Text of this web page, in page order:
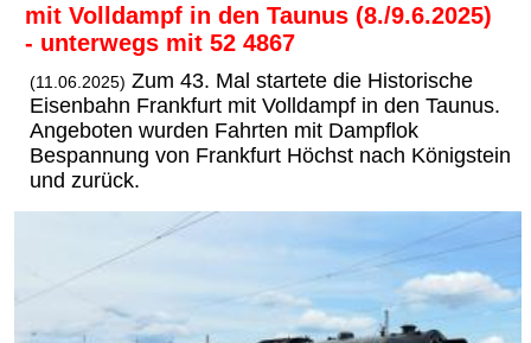
mit Volldampf in den Taunus (8./9.6.2025)
- unterwegs mit 52 4867
(11.06.2025) Zum 43. Mal startete die Historische
Eisenbahn Frankfurt mit Volldampf in den Taunus.
Angeboten wurden Fahrten mit Dampflok
Bespannung von Frankfurt Höchst nach Königstein
und zurück.